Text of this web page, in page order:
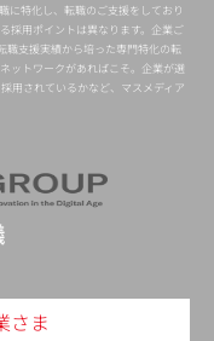
に特化し、転職のご支援をしており
採用ポイントは異なります。企業ご
職支援実績から培った専門特化の転
ットワークがあればこそ。企業が選
用されているかなど、マスメディア
さま